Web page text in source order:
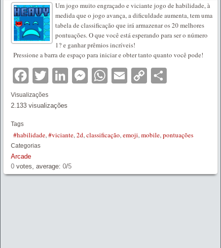
Um jogo muito engraçado e viciante jogo de habilidade, à
medida que o jogo avança, a dificuldade aumenta, tem uma
tabela de classificação que irá armazenar os 20 melhores
pontuações. O que você está esperando para ser o número
1? e ganhar prêmios incríveis!
Pressione a barra de espaço para iniciar e obter tanto quanto você pode!
Facebook
TwitterLinkedIn
Messenger
WhatsApp
EmailCopy
Visualizações
2.133 visualizações
Tags
#habilidade,#viciante,2d,classificação,emoji,mobile,pontuações
Categorias
Arcade
0 votes, average: 0/5